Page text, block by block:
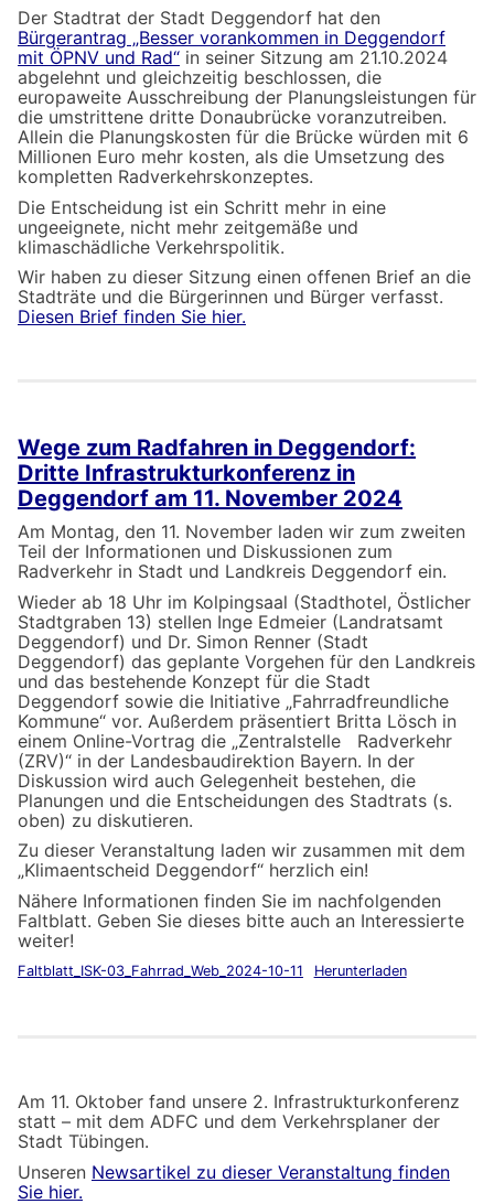
Der Stadtrat der Stadt Deggendorf hat den
Bürgerantrag „Besser vorankommen in Deggendorf
mit ÖPNV und Rad“ in seiner Sitzung am 21.10.2024
abgelehnt und gleichzeitig beschlossen, die
europaweite Ausschreibung der Planungsleistungen für
die umstrittene dritte Donaubrücke voranzutreiben.
Allein die Planungskosten für die Brücke würden mit 6
Millionen Euro mehr kosten, als die Umsetzung des
kompletten Radverkehrskonzeptes.
Die Entscheidung ist ein Schritt mehr in eine
ungeeignete, nicht mehr zeitgemäße und
klimaschädliche Verkehrspolitik.
Wir haben zu dieser Sitzung einen offenen Brief an die
Stadträte und die Bürgerinnen und Bürger verfasst.
Diesen Brief finden Sie hier.
Wege zum Radfahren in Deggendorf:
Dritte Infrastrukturkonferenz in
Deggendorf am 11. November 2024
Am Montag, den 11. November laden wir zum zweiten
Teil der Informationen und Diskussionen zum
Radverkehr in Stadt und Landkreis Deggendorf ein.
Wieder ab 18 Uhr im Kolpingsaal (Stadthotel, Östlicher
Stadtgraben 13) stellen Inge Edmeier (Landratsamt
Deggendorf) und Dr. Simon Renner (Stadt
Deggendorf) das geplante Vorgehen für den Landkreis
und das bestehende Konzept für die Stadt
Deggendorf sowie die Initiative „Fahrradfreundliche
Kommune“ vor. Außerdem präsentiert Britta Lösch in
einem Online-Vortrag die „Zentralstelle Radverkehr
(ZRV)“ in der Landesbaudirektion Bayern. In der
Diskussion wird auch Gelegenheit bestehen, die
Planungen und die Entscheidungen des Stadtrats (s.
oben) zu diskutieren.
Zu dieser Veranstaltung laden wir zusammen mit dem
„Klimaentscheid Deggendorf“ herzlich ein!
Nähere Informationen finden Sie im nachfolgenden
Faltblatt. Geben Sie dieses bitte auch an Interessierte
weiter!
Faltblatt_ISK-03_Fahrrad_Web_2024-10-11 Herunterladen
Am 11. Oktober fand unsere 2. Infrastrukturkonferenz
statt – mit dem ADFC und dem Verkehrsplaner der
Stadt Tübingen.
Unseren Newsartikel zu dieser Veranstaltung finden
Sie hier.